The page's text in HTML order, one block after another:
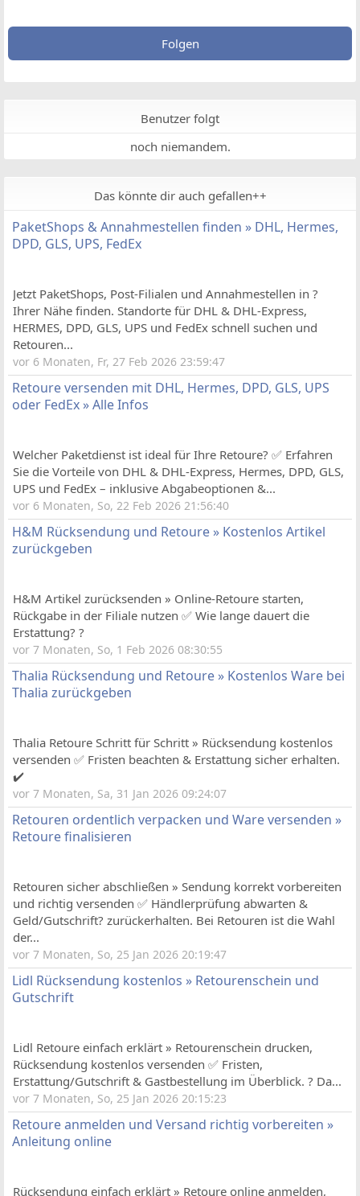
Folgen
Benutzer folgt
noch niemandem.
Das könnte dir auch gefallen++
PaketShops & Annahmestellen finden » DHL, Hermes,
DPD, GLS, UPS, FedEx
Jetzt PaketShops, Post-Filialen und Annahmestellen in ?
Ihrer Nähe finden. Standorte für DHL & DHL-Express,
HERMES, DPD, GLS, UPS und FedEx schnell suchen und
Retouren...
vor 6 Monaten, Fr, 27 Feb 2026 23:59:47
Retoure versenden mit DHL, Hermes, DPD, GLS, UPS
oder FedEx » Alle Infos
Welcher Paketdienst ist ideal für Ihre Retoure? ✅ Erfahren
Sie die Vorteile von DHL & DHL-Express, Hermes, DPD, GLS,
UPS und FedEx – inklusive Abgabeoptionen &...
vor 6 Monaten, So, 22 Feb 2026 21:56:40
H&M Rücksendung und Retoure » Kostenlos Artikel
zurückgeben
H&M Artikel zurücksenden » Online-Retoure starten,
Rückgabe in der Filiale nutzen ✅ Wie lange dauert die
Erstattung? ?
vor 7 Monaten, So, 1 Feb 2026 08:30:55
Thalia Rücksendung und Retoure » Kostenlos Ware bei
Thalia zurückgeben
Thalia Retoure Schritt für Schritt » Rücksendung kostenlos
versenden ✅ Fristen beachten & Erstattung sicher erhalten.
✔️
vor 7 Monaten, Sa, 31 Jan 2026 09:24:07
Retouren ordentlich verpacken und Ware versenden »
Retoure finalisieren
Retouren sicher abschließen » Sendung korrekt vorbereiten
und richtig versenden ✅ Händlerprüfung abwarten &
Geld/Gutschrift? zurückerhalten. Bei Retouren ist die Wahl
der...
vor 7 Monaten, So, 25 Jan 2026 20:19:47
Lidl Rücksendung kostenlos » Retourenschein und
Gutschrift
Lidl Retoure einfach erklärt » Retourenschein drucken,
Rücksendung kostenlos versenden ✅ Fristen,
Erstattung/Gutschrift & Gastbestellung im Überblick. ? Da...
vor 7 Monaten, So, 25 Jan 2026 20:15:23
Retoure anmelden und Versand richtig vorbereiten »
Anleitung online
Rücksendung einfach erklärt » Retoure online anmelden,